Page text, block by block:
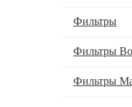
Фильтры
Фильтры
Фильтры